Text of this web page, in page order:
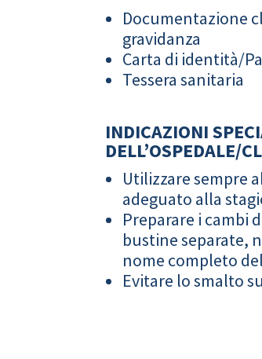
Documentazione
gravidanza
Carta di identità/
Tessera sanitaria
INDICAZIONI
DELL’OSPEDALE/
Utilizzare sempre
adeguato alla
Preparare i cambi
bustine separate,
nome completo
Evitare lo smalto